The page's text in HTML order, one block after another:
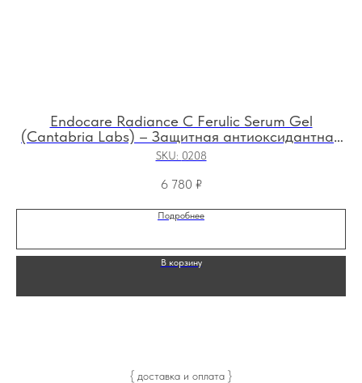
Endocare Radiance C Ferulic Serum Gel
(Cantabria Labs) – Защитная антиоксидантная
регенерирующая сыворотка-гель с витамином
С, 30 мл
SKU: 0208
6 780 ₽
Подробнее
В корзину
{ доставка и оплата }